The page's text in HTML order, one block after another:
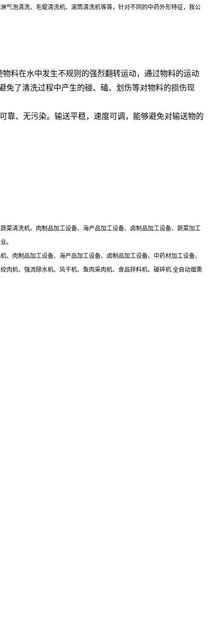
气泡清洗、毛辊清洗机、滚筒清洗机等等，针对不同的中药外形特征，我公
料在水中发生不规则的强烈翻转运动，通过物料的运动
免了清洗过程中产生的碰、磕、划伤等对物料的损伤现
靠、无污染。输送平稳，速度可调，能够避免对输送物的
菜清洗机、肉制品加工设备、海产品加工设备、卤制品加工设备、蔬菜加工
。
肉制品加工设备、海产品加工设备、卤制品加工设备、中药材加工设备、
肉机、强流除水机、风干机、鱼肉采肉机、食品拌料机、破碎机.全自动烟熏